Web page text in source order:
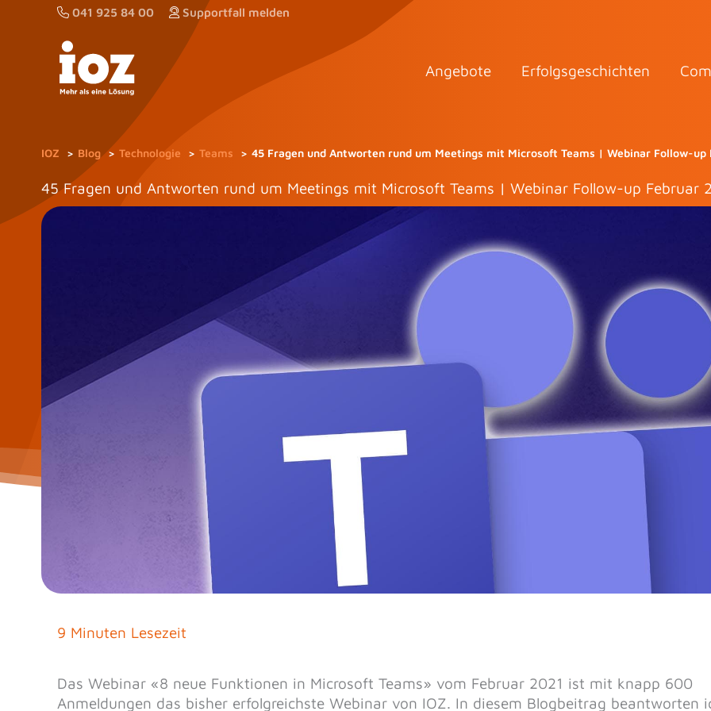
041 925 84 00 Supportfall melden
Angebote Erfolgsgeschichten
IOZ Blog Technologie Teams 45 Fragen und Antworten rund um Meetings mit Microsoft Teams | Webinar Follow-up
45 Fragen und Antworten rund um Meetings mit Microsoft Teams | Webinar Follow-up Februar
9 Minuten Lesezeit
Das Webinar «8 neue Funktionen in Microsoft Teams» vom Februar 2021 ist mit knapp 600
Anmeldungen das bisher erfolgreichste Webinar von IOZ. In diesem Blogbeitrag beantworten